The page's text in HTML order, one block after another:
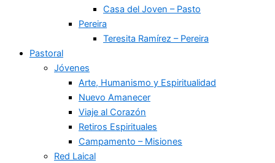
Casa del Joven – Pasto
Pereira
Teresita Ramírez – Pereira
Pastoral
Jóvenes
Arte, Humanismo y Espiritualidad
Nuevo Amanecer
Viaje al Corazón
Retiros Espirituales
Campamento – Misiones
Red Laical